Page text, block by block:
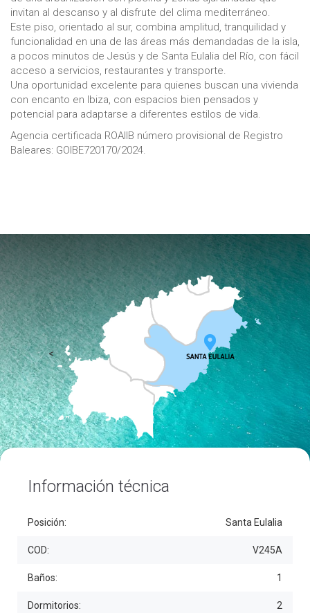
invitan al descanso y al disfrute del clima mediterráneo.
Este piso, orientado al sur, combina amplitud, tranquilidad y
funcionalidad en una de las áreas más demandadas de la isla,
a pocos minutos de Jesús y de Santa Eulalia del Río, con fácil
acceso a servicios, restaurantes y transporte.
Una oportunidad excelente para quienes buscan una vivienda
con encanto en Ibiza, con espacios bien pensados y
potencial para adaptarse a diferentes estilos de vida.
Agencia certificada ROAIIB número provisional de Registro
Baleares: GOIBE720170/2024.
<
Información técnica
Posición: Santa Eulalia
COD: V245A
Baños: 1
Dormitorios: 2